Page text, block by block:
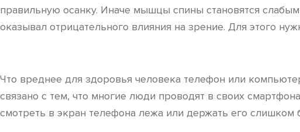
правильную осанку. Иначе мышцы спины становятся
оказывал отрицательного влияния на зрение. Для этого
Что вреднее для здоровья человека телефон или
связано с тем, что многие люди проводят в своих
смотреть в экран телефона лежа или держать его слишком